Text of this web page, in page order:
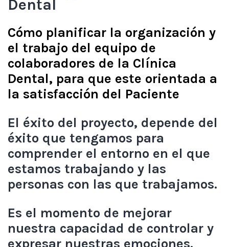
Dental
Cómo planificar la organización y
el trabajo del equipo de
colaboradores de la Clínica
Dental, para que este orientada a
la satisfacción del Paciente
El éxito del proyecto, depende del
éxito que tengamos para
comprender el entorno en el que
estamos trabajando y las
personas con las que trabajamos.
Es el momento de mejorar
nuestra capacidad de controlar y
expresar nuestras emociones.